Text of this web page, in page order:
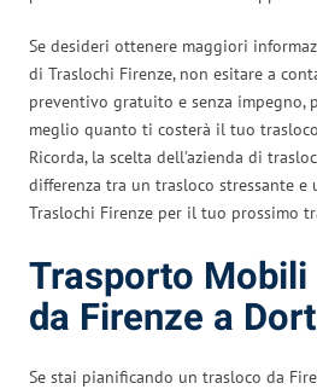
Se desideri ottenere maggiori
di Traslochi Firenze, non esitare a
preventivo gratuito e senza impegno,
meglio quanto ti costerà il tuo
Ricorda, la scelta dell’azienda di
differenza tra un trasloco stressante e
Traslochi Firenze per il tuo prossimo
Trasporto
da Firenze a
Se stai pianificando un trasloco da